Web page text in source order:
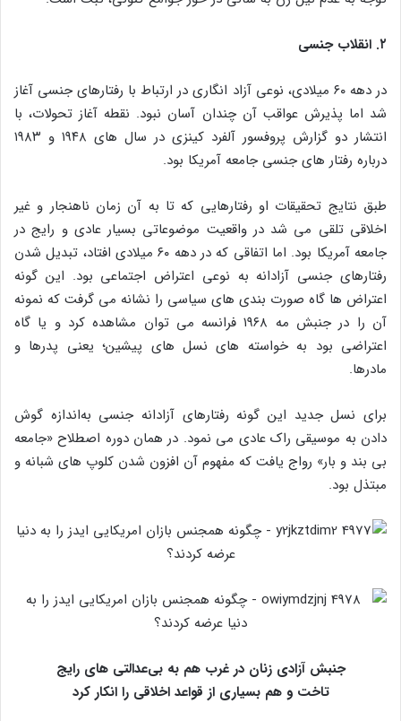
۲. انقلاب جنسی
در دهه ۶۰ میلادی، نوعی آزاد انگاری در ارتباط با رفتارهای جنسی آغاز
شد اما پذیرش عواقب آن چندان آسان نبود. نقطه آغاز تحولات، با
انتشار دو گزارش پروفسور آلفرد کینزی در سال‌ های ۱۹۴۸ و ۱۹۸۳
درباره رفتار های جنسی جامعه آمریکا بود.
طبق نتایج تحقیقات او رفتارهایی که تا به آن زمان ناهنجار و غیر
اخلاقی تلقی می‌ شد در واقعیت موضوعاتی بسیار عادی و رایج در
جامعه آمریکا بود. اما اتفاقی که در دهه ۶۰ میلادی افتاد، تبدیل شدن
رفتارهای جنسی آزادانه به نوعی اعتراض اجتماعی بود. این گونه
اعتراض‌ ها گاه صورت‌ بندی‌ های سیاسی را نشانه می‌ گرفت که نمونه
آن را در جنبش مه ۱۹۶۸ فرانسه می‌ توان مشاهده کرد و یا گاه
اعتراضی بود به خواسته‌ های نسل‌ های پیشین؛ یعنی پدرها و
مادرها.
برای نسل جدید این گونه رفتارهای آزادانه جنسی به‌اندازه گوش
دادن به موسیقی راک عادی می‌ نمود. در همان دوره اصطلاح «جامعه
بی‌ بند و بار» رواج یافت که مفهوم آن افزون شدن کلوپ‌ های شبانه و
مبتذل بود.
جنبش آزادی زنان در غرب هم به بی‌عدالتی‌ های رایج
تاخت و هم بسیاری از قواعد اخلاقی را انکار کرد